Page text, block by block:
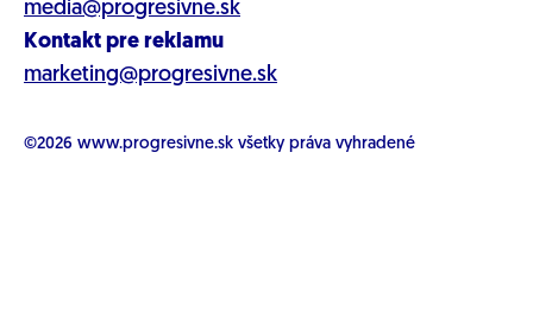
media@progresivne.sk
Kontakt pre reklamu
marketing@progresivne.sk
©2026 www.progresivne.sk všetky práva vyhradené